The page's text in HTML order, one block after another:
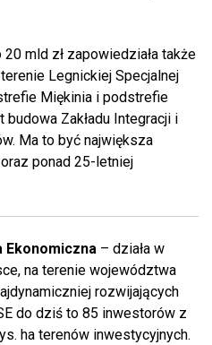
mld zł zapowiedziała także
Legnickiej Specjalnej
Miękinia i podstrefie
Zakładu Integracji i
Ma to być największa
ponad 25-letniej
Ekonomiczna – działa w
na terenie województwa
rozwijających
do dziś to 85 inwestorów z
ha terenów inwestycyjnych.